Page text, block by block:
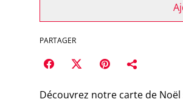
PARTAGER
Découvrez notre carte de